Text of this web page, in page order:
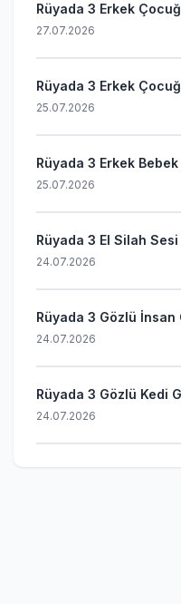
Rüyada 3 Erkek
27.07.2026
Rüyada 3 Erkek
25.07.2026
Rüyada 3 Erkek
25.07.2026
Rüyada 3 El Silah
24.07.2026
Rüyada 3 Gözlü İnsan
24.07.2026
Rüyada 3 Gözlü Kedi
24.07.2026